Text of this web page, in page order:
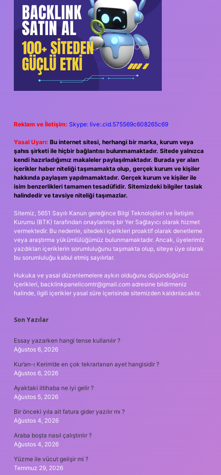
Reklam ve İletişim: Skype: live:.cid.575569c608265c69
Yasal Uyarı: Bu internet sitesi, herhangi bir marka, kurum veya
şahıs şirketi ile hiçbir bağlantısı bulunmamaktadır. Sitede yalnızca
kendi hazırladığımız makaleler paylaşılmaktadır. Burada yer alan
içerikler haber niteliği taşımamakta olup, gerçek kurum ve kişiler
hakkında paylaşım yapılmamaktadır. Gerçek kurum ve kişiler ile
isim benzerlikleri tamamen tesadüfidir. Sitemizdeki bilgiler taslak
halindedir ve tavsiye niteliği taşımazlar.
Sitemiz, 5651 Sayılı Kanun gereğince Bilgi Teknolojileri ve İletişim
Kurumu (BTK) tarafından onaylanmış bir Yer Sağlayıcı olarak hizmet
vermektedir. Bu nedenle, sitedeki içerikleri proaktif olarak denetleme
veya araştırma yükümlülüğümüz bulunmamaktadır. Ancak, üyelerimiz
yazdıkları içeriklerin sorumluluğunu taşımakta olup, siteye üye olarak
bu sorumluluğu kabul etmiş sayılırlar.
Hukuka ve yasal düzenlemelere aykırı olduğunu düşündüğünüz
içerikleri, backlinkpanelicomtr@gmail.com adresine bildirmeniz
halinde, ilgili içerikler yasal süre içerisinde sitemizden kaldırılacaktır.
Son Yazılar
Essay yazarken hangi tense kullanılır ?
Ağustos 6, 2026
Kur’an-ı Kerim’de en çok tekrarlanan ayet hangisidir ?
Ağustos 6, 2026
Ayaktaki iltihaba ne iyi gelir ?
Ağustos 5, 2026
Bir önceki yıla ait fatura gider yazılır mı ?
Ağustos 4, 2026
Araba boşta nasıl çalıştırılır ?
Ağustos 4, 2026
Yüzme ile vücut gelişir mi ?
Temmuz 29, 2026